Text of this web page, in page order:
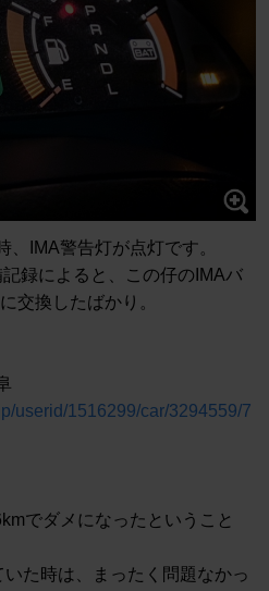
IMA警告灯が点灯です。
録によると、この仔のIMAバ
交換したばかり。
userid/1516299/car/3294559/7
でダメになったということ
た時は、まったく問題なかっ